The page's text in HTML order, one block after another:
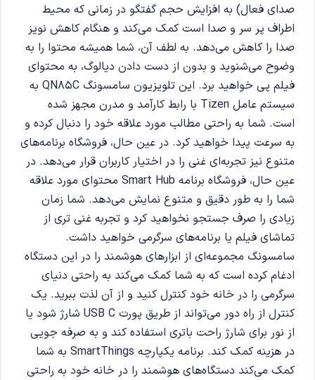
صدای فعال) به افزایش حجم گفتگو در زمانی که محیط
اطراف پر سر و صدا است کمک می‌کند و هنگام کاهش نویز
صدا را کاهش می‌دهد. به لطف آن، شما همیشه محتوا را به
وضوح می‌شنوید و بدون از دست دادن دیالوگ، به محتوای
فیلم پی خواهید برد. این تلویزیون سامسونگ QN85C به
سیستم عامل Tizen با رابط کارآمد و مدرن مجهز شده
است. شما به راحتی مطالب مورد علاقه خود را دنبال کرده و
به سرعت پیدا خواهید کرد. در عین حال، فروشگاه برنامه‌های
متنوع نیز تجربه‌ای غنی را در اختیار کاربران قرار می‌دهد. در
عین حال، فروشگاه برنامه Smart Hub محتوای مورد علاقه
شما را به طور دقیق و متنوع نمایش می‌دهد. شما زمان
زیادی را صرف جستجو نخواهید کرد و تجربه غنی تری از
تماشای فیلم یا برنامه‌های سرگرمی خواهید داشت.
سامسونگ مجموعه‌ای از ابزارهای هوشمند را در این دستگاه
ادغام کرده است که به شما کمک می‌کند به راحتی دنیای
سرگرمی را در خانه خود کنترل کنید و از آن لذت ببرید. یک
کنترل از راه دور می‌تواند از طریق پورت USB C شارژ شود یا
از نور برای شارژ راحت باتری استفاده کند و به صرفه جویی
در هزینه کمک کند. برنامه یکپارچه SmartThings به شما
کمک می‌کند دستگاه‌های هوشمند را در خانه خود به راحتی